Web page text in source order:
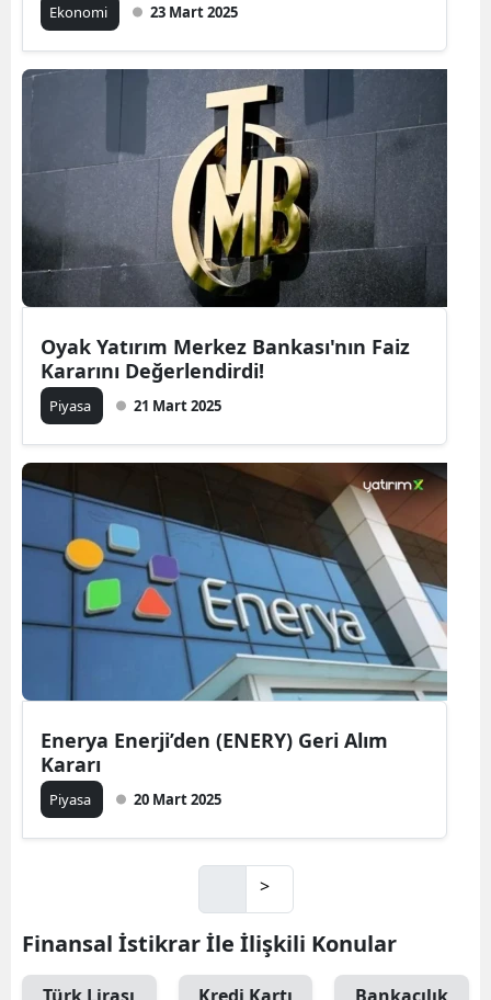
Ekonomi 23 Mart 2025
Oyak Yatırım Merkez Bankası'nın Faiz
Kararını Değerlendirdi!
Piyasa 21 Mart 2025
Enerya Enerji’den (ENERY) Geri Alım
Kararı
Piyasa 20 Mart 2025
>
Finansal İstikrar İle İlişkili Konular